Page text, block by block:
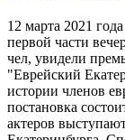
12 марта 2021
первой части
чел, увидели
"Еврейский
истории членов
постановка
актеров